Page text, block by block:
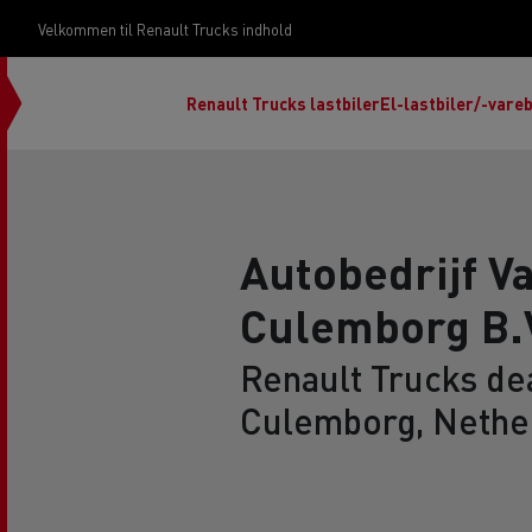
Velkommen til Renault Trucks indhold
Renault Trucks lastbilerEl-lastbiler/-
Om vores design
Start & Drive Servicekontrakter
Autobedrijf
Culemborg
Renault Trucks
Culemborg,